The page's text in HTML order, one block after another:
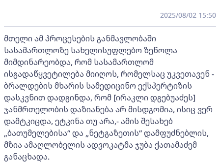
2025/08/02 15:50
მთელი ამ პროცესების განმავლობაში
სასამართლოზე სახელისუფლებო ზეწოლა
მიმდინარეობდა, რომ სასამართლომ
ისგადაწყვეტილება მიიღოს, რომელსაც უკვეთავენ -
ბრალდების მხარის სამედიცინო ექსპერტიზის
დასკვნით დადგინდა, რომ [ირაკლი დგებუაძეს]
ჯანმრთელობის დაზიანება არ მისდგომია, ისიც ვერ
დამტკიცდა, ეტკინა თუ არა,- ამის შესახებ
„ბათუმელებისა“ და „ნეტგაზეთის“ დამფუძნებლის,
მზია ამაღლობელის ადვოკატმა ჯუბა ქათამაძემ
განაცხადა.